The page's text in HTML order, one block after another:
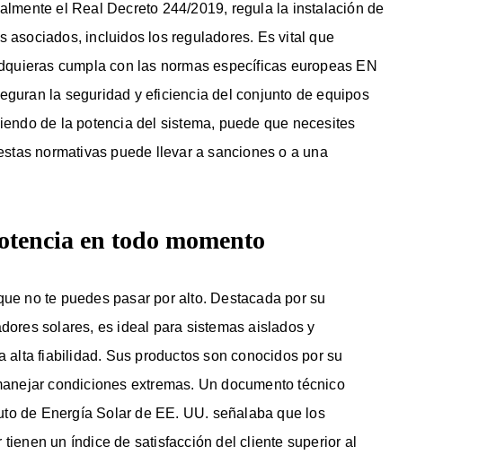
el Real Decreto 244/2019, regula la instalación de
asociados, incluidos los reguladores. Es vital que
cumpla con las normas específicas europeas EN
la seguridad y eficiencia del conjunto de equipos
de la potencia del sistema, puede que necesites
normativas puede llevar a sanciones o a una
en todo momento
no te puedes pasar por alto. Destacada por su
solares, es ideal para sistemas aislados y
alta fiabilidad. Sus productos son conocidos por su
condiciones extremas. Un documento técnico
de Energía Solar de EE. UU. señalaba que los
un índice de satisfacción del cliente superior al